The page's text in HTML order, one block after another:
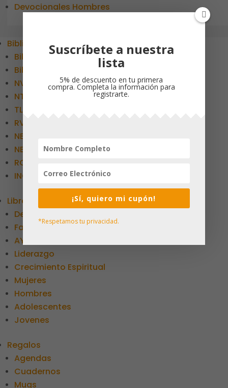
Devocionales Hombres
Biblias
Biblias de Estudio
Biblia Inspira
NVI
NTV
TLA
RVR 1960
NBV
NBD
RCV
INGLES
Libros
Devocionales
Familia
AYUNO BIBLICO Y SALUD
Liderazgo
Crecimiento Espiritual
Mujeres
Hombres
Adolescentes
Jovenes
Regalos
Agendas
Cuadernos
Mugs
Suscríbete a nuestra
lista
5% de descuento en tu primera
compra. Completa la información para
registrarte.
¡Sí, quiero mi cupón!
*Respetamos tu privacidad.